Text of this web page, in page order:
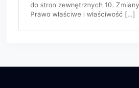
do stron zewnętrznych 10. Zmiany
Prawo właściwe i właściwość […]